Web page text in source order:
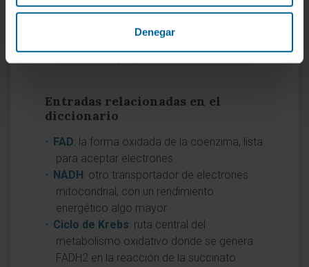
Denegar
oxidoreductases.Biochim Biophys Acta
2010;1797(12):1910-1916.
Entradas relacionadas en el
diccionario
FAD: la forma oxidada de la coenzima, lista
para aceptar electrones.
NADH: otro transportador de electrones
mitocondrial, con un rendimiento
energético algo mayor.
Ciclo de Krebs: ruta central del
metabolismo oxidativo donde se genera
FADH2 en la reacción de la succinato